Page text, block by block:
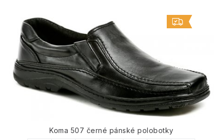
Koma 507 černé pánské polobotky